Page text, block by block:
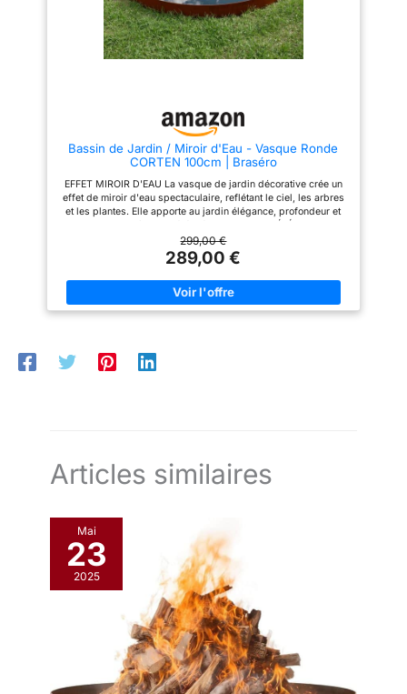
roches, ce brasero de terrasse
devient un accessoire décoratif
qui va s’intégrer bien en plein
air. Il donne une note rustique
largeur, offrant suffisamment
objets au dessus. En plus, sa
forme cubique fournit plus de
assure la sécurité d'utilisation.
De plus, un tisonnier permet de
placer facilement le bois de
chauffage. # 𝐌𝐮𝐥𝐭𝐢𝐩𝐥𝐞𝐬
animée lors de vos réunions
entre amis ou en famille. Le
un espace de rangement
supplémentaire pour les
boissons, les snacks et autres
𝐅𝐚𝐜𝐢𝐥𝐞𝐬 # Le brasero est facile à
monter grâce aux instructions
l'utilisez pas vous pouvez la
protéger à l'aide de la housse
imperméable fourni.
Bassin de Jardin / Miroir d'Eau - Vasque Ronde
CORTEN 100cm | Braséro
EFFET MIROIR D'EAU La vasque de jardin décorative crée un
effet de miroir d'eau spectaculaire, reflétant le ciel, les arbres
et les plantes. Elle apporte au jardin élégance, profondeur et
une atmosphère de sérénité. MASQUE LES ÉLÉMENTS
INESTHÉTIQUES DU JARDIN Idéale pour dissimuler les
couvercles de regards, les fosses septiques, les trappes
techniques ou d'autres éléments de l'infrastructure du jardin.
INSTALLATION IMMÉDIATE – SANS CREUSER Ne nécessite ni
installation ni raccordement. Il suffit de la poser sur l'herbe, le
gravier, la terrasse ou de l'enterrer légèrement dans le sol.
encore PATINE UNIQUE DU TEMPS: Avec le temps, elle se
couvre d'une couche protectrice de rouille, qui crée une patine
299,00 €
289,00 €
Articles similaires
Mai
23
2025